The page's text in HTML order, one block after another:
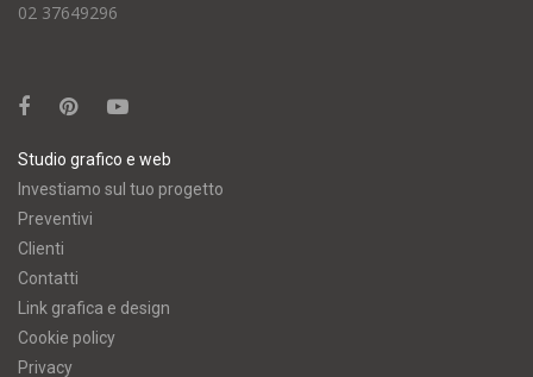
02 37649296
Studio grafico e web
Investiamo sul tuo progetto
Preventivi
Clienti
Contatti
Link grafica e design
Cookie policy
Privacy